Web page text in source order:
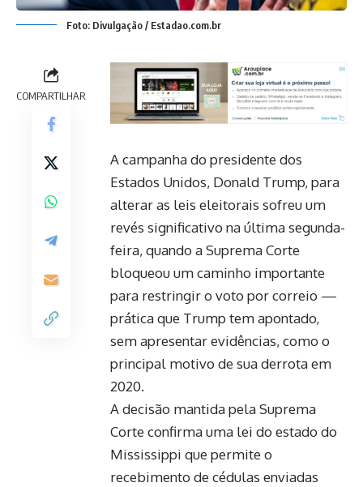
Foto: Divulgação / Estadao.com.br
COMPARTILHAR
A campanha do presidente dos
Estados Unidos, Donald Trump, para
alterar as leis eleitorais sofreu um
revés significativo na última segunda-
feira, quando a Suprema Corte
bloqueou um caminho importante
para restringir o voto por correio —
prática que Trump tem apontado,
sem apresentar evidências, como o
principal motivo de sua derrota em
2020.
A decisão mantida pela Suprema
Corte confirma uma lei do estado do
Mississippi que permite o
recebimento de cédulas enviadas